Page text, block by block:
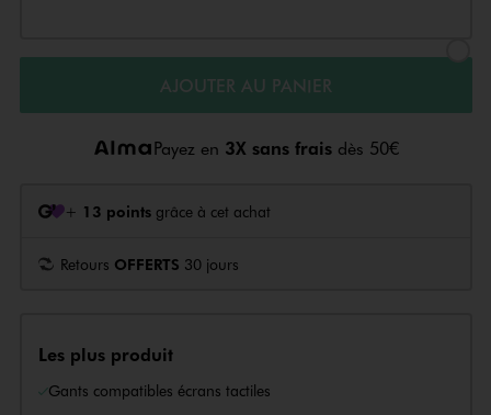
AJOUTER AU PANIER
Payez en 3X sans frais dès 50€
+ 13 points grâce à cet achat
Retours OFFERTS 30 jours
Les plus produit
Gants compatibles écrans tactiles